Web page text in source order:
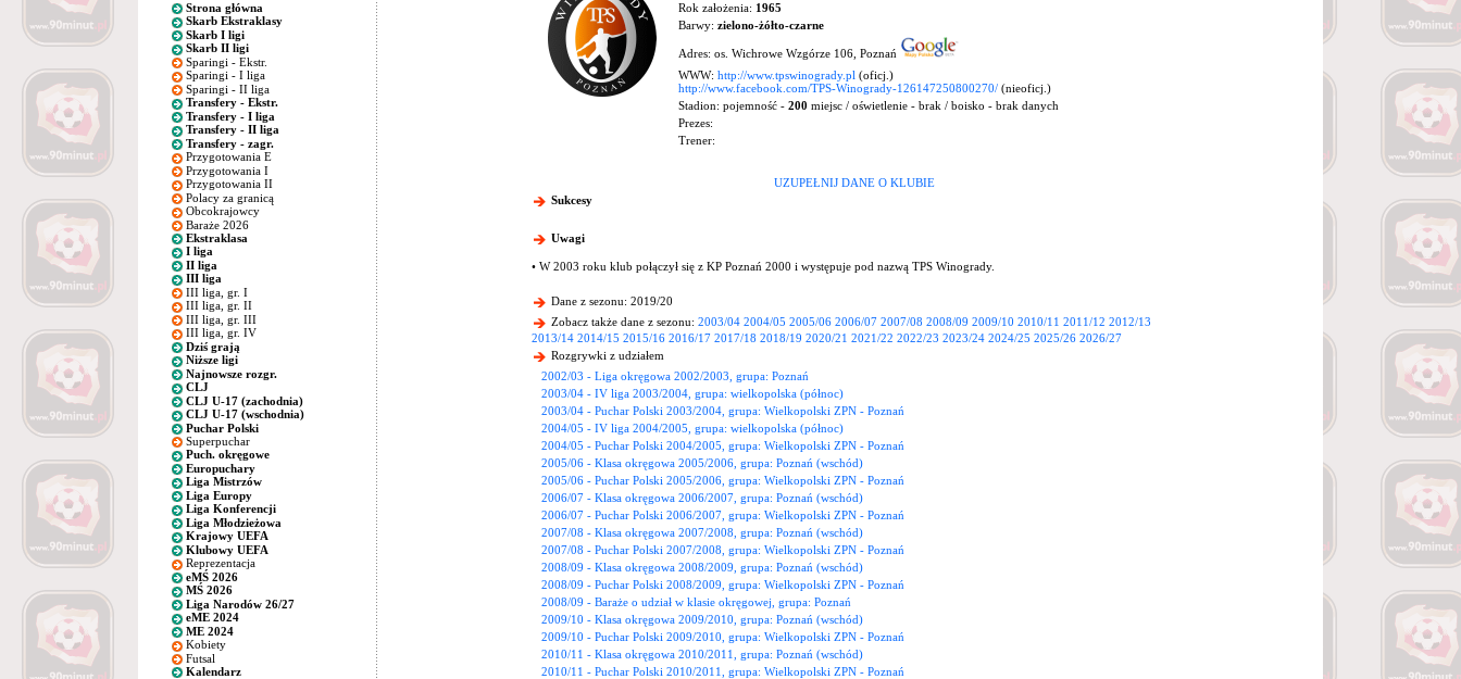
Strona główna
Skarb Ekstraklasy
Skarb I ligi
Skarb II ligi
Sparingi - Ekstr.
Sparingi - I liga
Sparingi - II liga
Transfery - Ekstr.
Transfery - I liga
Transfery - II liga
Transfery - zagr.
Przygotowania E
Przygotowania I
Przygotowania II
Polacy za granicą
Obcokrajowcy
Baraże 2026
Ekstraklasa
I liga
II liga
III liga
III liga, gr. I
III liga, gr. II
III liga, gr. III
III liga, gr. IV
Dziś grają
Niższe ligi
Najnowsze rozgr.
CLJ
CLJ U-17 (zachodnia)
CLJ U-17 (wschodnia)
Puchar Polski
Superpuchar
Puch. okręgowe
Europuchary
Liga Mistrzów
Liga Europy
Liga Konferencji
Liga Młodzieżowa
Krajowy UEFA
Klubowy UEFA
Reprezentacja
eMŚ 2026
MŚ 2026
Liga Narodów 26/27
eME 2024
ME 2024
Kobiety
Futsal
Kalendarz
Rok założenia: 1965
Barwy: zielono-żółto-czarne
Adres: os. Wichrowe Wzgórze 106, Poznań
WWW: http://www.tpswinogrady.pl (oficj.)
http://www.facebook.com/TPS-Winogrady-126147250800270/(nieoficj.)
Stadion: pojemność - 200 miejsc / oświetlenie - brak / boisko - brak danych
Prezes:
Trener:
UZUPEŁNIJ DANE O KLUBIE
Sukcesy
Uwagi
• W 2003 roku klub połączył się z KP Poznań 2000 i występuje pod nazwą TPS Winogrady.
Dane z sezonu: 2019/20
Zobacz także dane z sezonu: 2003/04 2004/05 2005/06 2006/07 2007/08 2008/09 2009/10 2010/11 2011/12 2012/13
2013/14 2014/15 2015/16 2016/17 2017/18 2018/19 2020/21 2021/22 2022/23 2023/24 2024/25 2025/26 2026/27
Rozgrywki z udziałem
2002/03 - Liga okręgowa 2002/2003, grupa: Poznań
2003/04 - IV liga 2003/2004, grupa: wielkopolska (północ)
2003/04 - Puchar Polski 2003/2004, grupa: Wielkopolski ZPN - Poznań
2004/05 - IV liga 2004/2005, grupa: wielkopolska (północ)
2004/05 - Puchar Polski 2004/2005, grupa: Wielkopolski ZPN - Poznań
2005/06 - Klasa okręgowa 2005/2006, grupa: Poznań (wschód)
2005/06 - Puchar Polski 2005/2006, grupa: Wielkopolski ZPN - Poznań
2006/07 - Klasa okręgowa 2006/2007, grupa: Poznań (wschód)
2006/07 - Puchar Polski 2006/2007, grupa: Wielkopolski ZPN - Poznań
2007/08 - Klasa okręgowa 2007/2008, grupa: Poznań (wschód)
2007/08 - Puchar Polski 2007/2008, grupa: Wielkopolski ZPN - Poznań
2008/09 - Klasa okręgowa 2008/2009, grupa: Poznań (wschód)
2008/09 - Puchar Polski 2008/2009, grupa: Wielkopolski ZPN - Poznań
2008/09 - Baraże o udział w klasie okręgowej, grupa: Poznań
2009/10 - Klasa okręgowa 2009/2010, grupa: Poznań (wschód)
2009/10 - Puchar Polski 2009/2010, grupa: Wielkopolski ZPN - Poznań
2010/11 - Klasa okręgowa 2010/2011, grupa: Poznań (wschód)
2010/11 - Puchar Polski 2010/2011, grupa: Wielkopolski ZPN - Poznań